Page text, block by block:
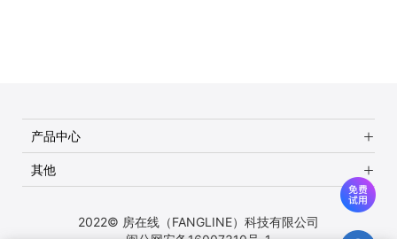
产品中心
其他
2022© 房在线（FANGLINE）科技有限公司